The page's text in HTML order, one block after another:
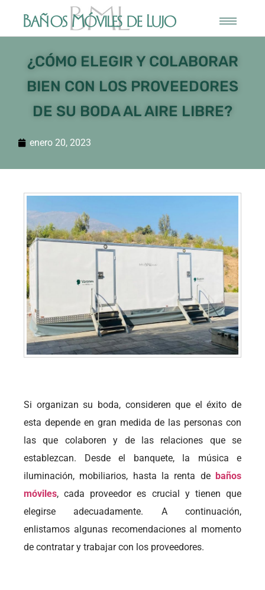
¿CÓMO ELEGIR Y COLABORAR
BIEN CON LOS PROVEEDORES
DE SU BODA AL AIRE LIBRE?
enero 20, 2023
Si organizan su boda, consideren que el éxito de
esta depende en gran medida de las personas con
las que colaboren y de las relaciones que se
establezcan. Desde el banquete, la música e
iluminación, mobiliarios, hasta la renta de baños
móviles, cada proveedor es crucial y tienen que
elegirse adecuadamente. A continuación,
enlistamos algunas recomendaciones al momento
de contratar y trabajar con los proveedores.